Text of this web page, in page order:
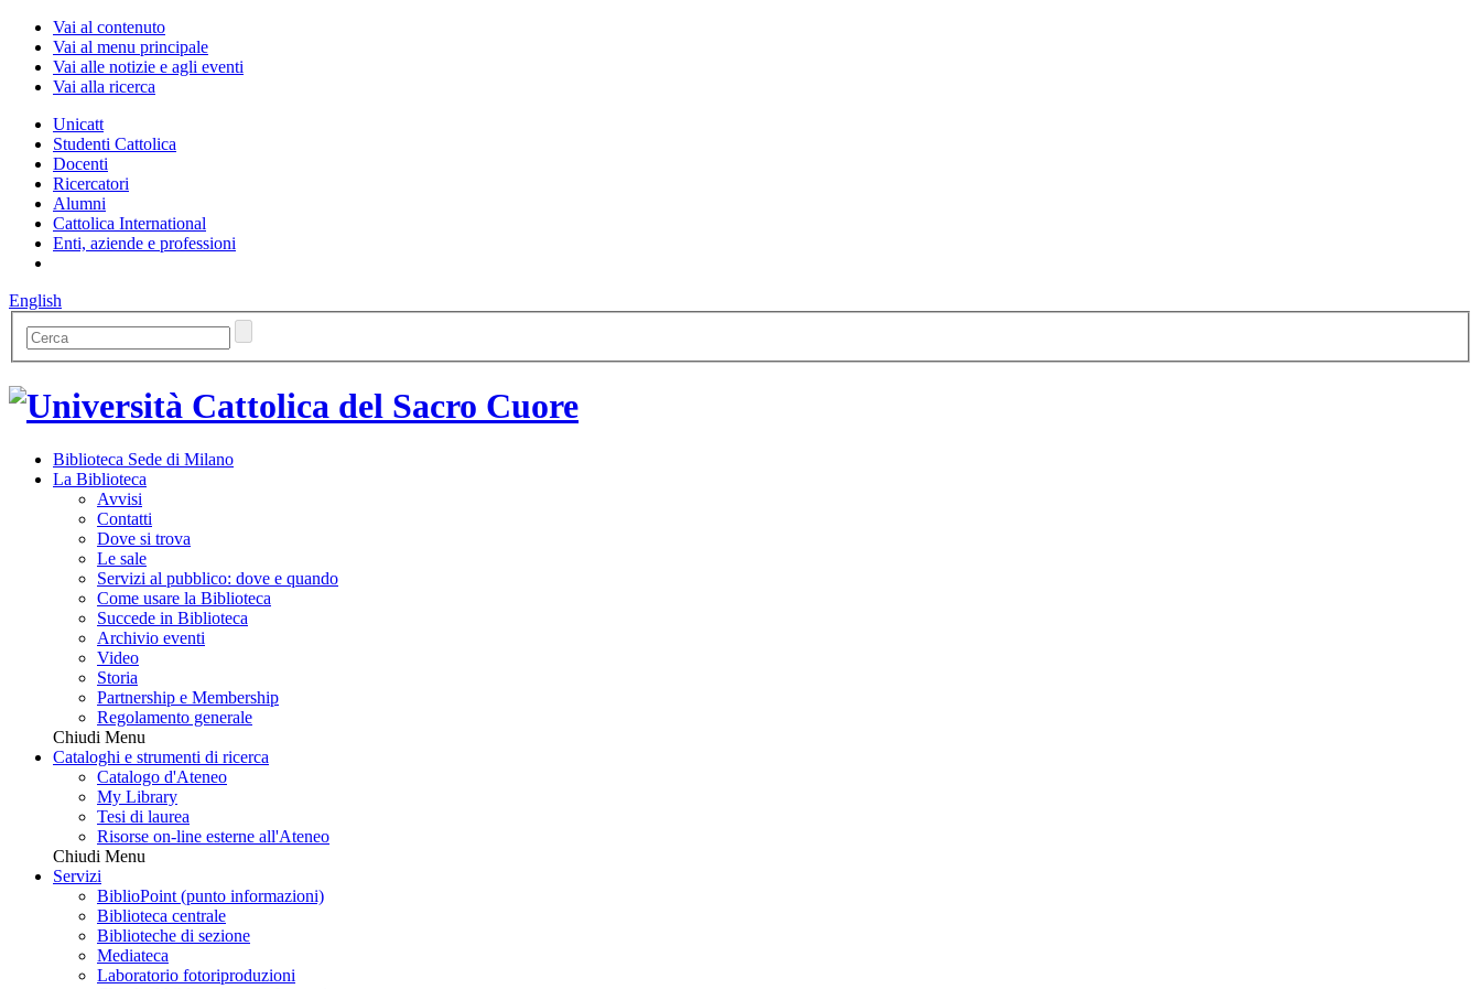
Vai al contenuto
Vai al menu principale
Vai alle notizie e agli eventi
Vai alla ricerca
Unicatt
Studenti Cattolica
Docenti
Ricercatori
Alumni
Cattolica International
Enti, aziende e professioni
English
Biblioteca Sede di Milano
La Biblioteca
Avvisi
Contatti
Dove si trova
Le sale
Servizi al pubblico: dove e quando
Come usare la Biblioteca
Succede in Biblioteca
Archivio eventi
Video
Storia
Partnership e Membership
Regolamento generale
Chiudi Menu
Cataloghi e strumenti di ricerca
Catalogo d'Ateneo
My Library
Tesi di laurea
Risorse on-line esterne all'Ateneo
Chiudi Menu
Servizi
BiblioPoint (punto informazioni)
Biblioteca centrale
Biblioteche di sezione
Mediateca
Laboratorio fotoriproduzioni